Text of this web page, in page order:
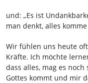
und: „Es ist
man denkt, alles
Wir fühlen uns heute
Kräfte. Ich möchte
dass alles, mag es
Gottes kommt und mir